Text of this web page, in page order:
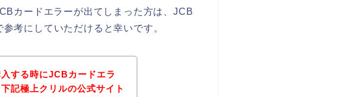
カードエラーが出てしまった方は、JCB
考にしていただけると幸いです。
する時にJCBカードエラ
記極上クリルの公式サイト